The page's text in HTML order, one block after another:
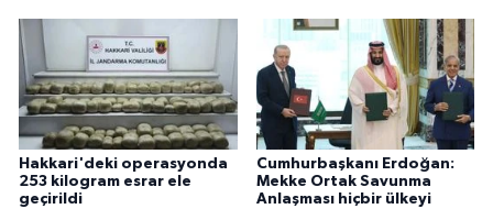
Hakkari'deki operasyonda
253 kilogram esrar ele
geçirildi
Cumhurbaşkanı Erdoğan:
Mekke Ortak Savunma
Anlaşması hiçbir ülkeyi